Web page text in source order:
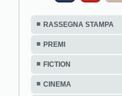
RASSEGNA STAMPA
PREMI
FICTION
CINEMA